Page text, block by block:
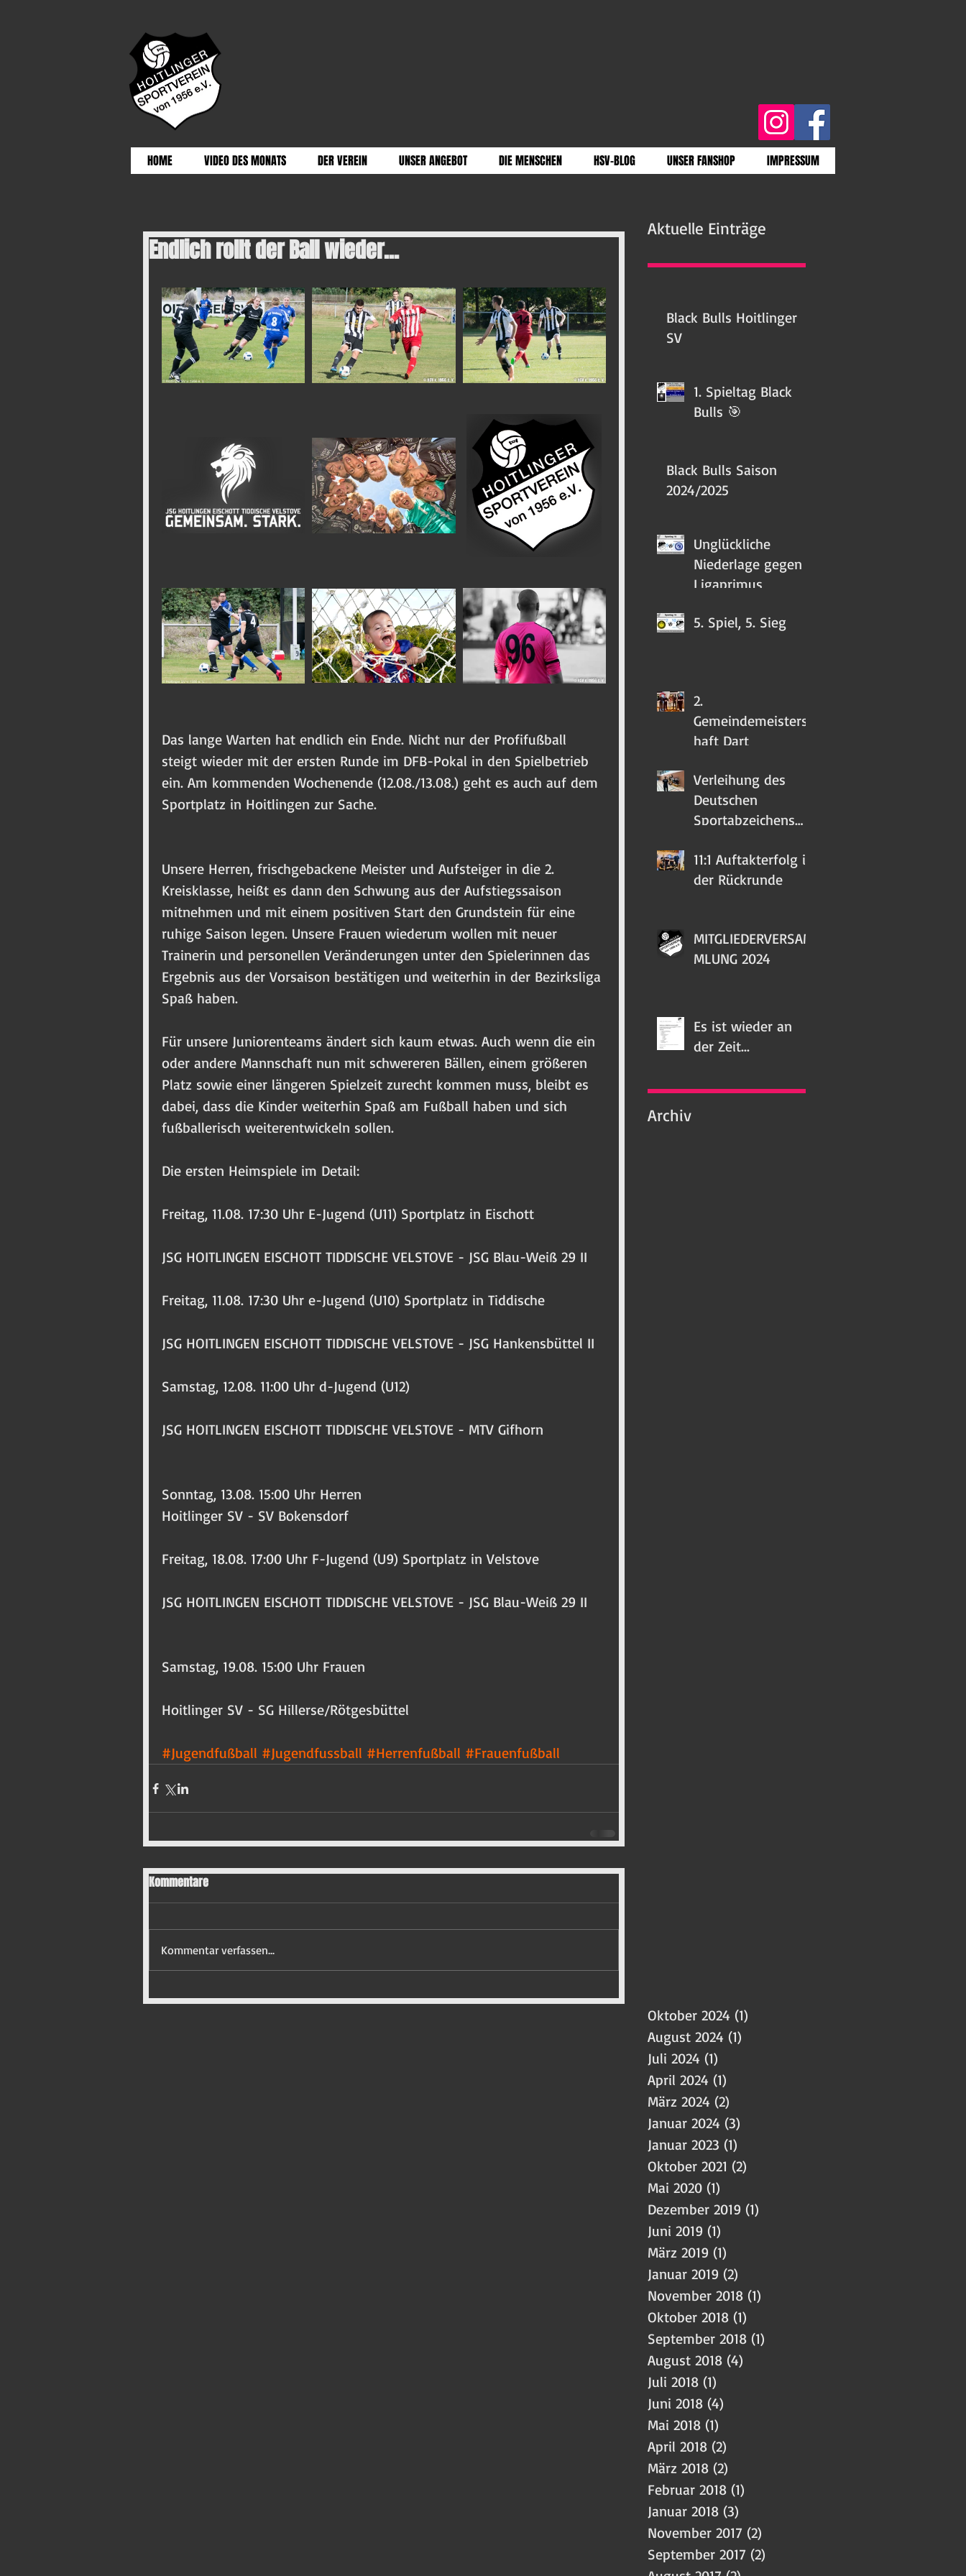
HOME VIDEO DES MONATS DER VEREIN UNSER ANGEBOT DIE MENSCHEN HSV-BLOG UNSER FANSHOP IMPRESSUM
Endlich rollt der Ball wieder...
Das lange Warten hat endlich ein Ende. Nicht nur der Profifußball
steigt wieder mit der ersten Runde im DFB-Pokal in den Spielbetrieb
ein. Am kommenden Wochenende (12.08./13.08.) geht es auch auf dem
Sportplatz in Hoitlingen zur Sache.
Unsere Herren, frischgebackene Meister und Aufsteiger in die 2.
Kreisklasse, heißt es dann den Schwung aus der Aufstiegssaison
mitnehmen und mit einem positiven Start den Grundstein für eine
ruhige Saison legen. Unsere Frauen wiederum wollen mit neuer
Trainerin und personellen Veränderungen unter den Spielerinnen das
Ergebnis aus der Vorsaison bestätigen und weiterhin in der Bezirksliga
Spaß haben.
Für unsere Juniorenteams ändert sich kaum etwas. Auch wenn die ein
oder andere Mannschaft nun mit schwereren Bällen, einem größeren
Platz sowie einer längeren Spielzeit zurecht kommen muss, bleibt es
dabei, dass die Kinder weiterhin Spaß am Fußball haben und sich
fußballerisch weiterentwickeln sollen.
Die ersten Heimspiele im Detail:
Freitag, 11.08. 17:30 Uhr E-Jugend (U11) Sportplatz in Eischott
JSG HOITLINGEN EISCHOTT TIDDISCHE VELSTOVE - JSG Blau-Weiß 29 II
Freitag, 11.08. 17:30 Uhr e-Jugend (U10) Sportplatz in Tiddische
JSG HOITLINGEN EISCHOTT TIDDISCHE VELSTOVE - JSG Hankensbüttel II
Samstag, 12.08. 11:00 Uhr d-Jugend (U12)
JSG HOITLINGEN EISCHOTT TIDDISCHE VELSTOVE - MTV Gifhorn
Sonntag, 13.08. 15:00 Uhr Herren
Hoitlinger SV - SV Bokensdorf
Freitag, 18.08. 17:00 Uhr F-Jugend (U9) Sportplatz in Velstove
JSG HOITLINGEN EISCHOTT TIDDISCHE VELSTOVE - JSG Blau-Weiß 29 II
Samstag, 19.08. 15:00 Uhr Frauen
Hoitlinger SV - SG Hillerse/Rötgesbüttel
#Jugendfußball #Jugendfussball #Herrenfußball #Frauenfußball
Kommentare
Kommentar verfassen...
Aktuelle Einträge
Black Bulls Hoitlinger
SV
1. Spieltag Black
Bulls 🎯
Black Bulls Saison
2024/2025
Unglückliche
Niederlage gegen
Ligaprimus
5. Spiel, 5. Sieg
2.
Gemeindemeistersc
haft Dart
Verleihung des
Deutschen
Sportabzeichens
11:1 Auftakterfolg in
der Rückrunde
MITGLIEDERVERSAM
MLUNG 2024
Es ist wieder an
der Zeit...
Archiv
Oktober 2024 (1)
August 2024 (1)
Juli 2024 (1)
April 2024 (1)
März 2024 (2)
Januar 2024 (3)
Januar 2023 (1)
Oktober 2021 (2)
Mai 2020 (1)
Dezember 2019 (1)
Juni 2019 (1)
März 2019 (1)
Januar 2019 (2)
November 2018 (1)
Oktober 2018 (1)
September 2018 (1)
August 2018 (4)
Juli 2018 (1)
Juni 2018 (4)
Mai 2018 (1)
April 2018 (2)
März 2018 (2)
Februar 2018 (1)
Januar 2018 (3)
November 2017 (2)
September 2017 (2)